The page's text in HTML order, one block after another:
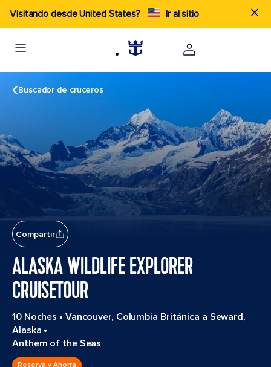
Visitando desde United States? Ir al sitio
Buscador de cruceros
Compartir
ALASKA WILDLIFE EXPLORER
CRUISETOUR
10 Noches • Vancouver, Columbia Británica a Seward,
Alaska •
Anthem of the Seas
Reserva y Ahorra